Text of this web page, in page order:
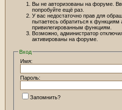
Вы не авторизованы на форуме.
попробуйте ещё раз.
У вас недостаточно прав для
пытаетесь обратиться к функциям
привилегированным функциям.
Возможно, администратор
активированы на форуме.
Вход
Имя:
Пароль:
Запомнить?